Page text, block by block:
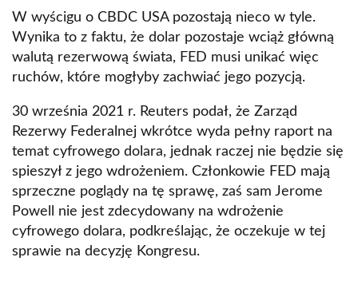
W wyścigu o CBDC USA pozostają nieco w tyle.
Wynika to z faktu, że dolar pozostaje wciąż główną
walutą rezerwową świata, FED musi unikać więc
ruchów, które mogłyby zachwiać jego pozycją.
30 września 2021 r. Reuters podał, że Zarząd
Rezerwy Federalnej wkrótce wyda pełny raport na
temat cyfrowego dolara, jednak raczej nie będzie się
spieszył z jego wdrożeniem. Członkowie FED mają
sprzeczne poglądy na tę sprawę, zaś sam Jerome
Powell nie jest zdecydowany na wdrożenie
cyfrowego dolara, podkreślając, że oczekuje w tej
sprawie na decyzję Kongresu.